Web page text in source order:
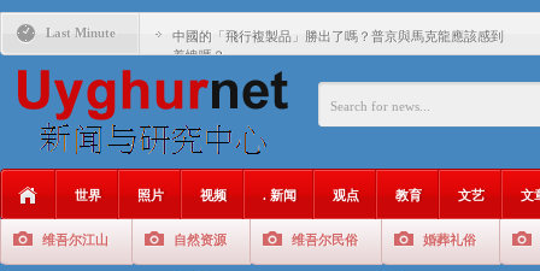
Last Minute 中國的「飛行複製品」勝出了嗎？普京與馬克龍應該感到
羞愧嗎？
我敬佩那些在土耳其崇拜中國的人……
聚焦维吾尔 | 伊利夏提：我为什么要学汉语
大一统情结使魏京生失去理智 / 伊利夏提
世界 照片 视频 . 新闻 观点 教育 文艺 文
维吾尔江山 自然资源 维吾尔民俗 婚葬礼俗